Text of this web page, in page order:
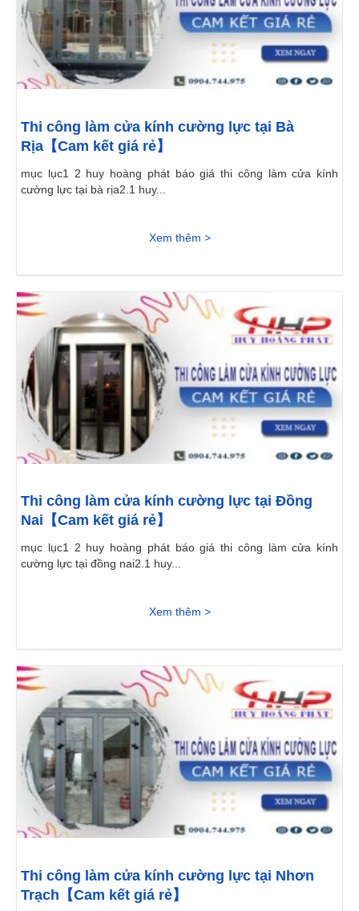
Thi công làm cửa kính cường lực tại Bà
Rịa【Cam kết giá rẻ】
mục lục1 2 huy hoàng phát báo giá thi công làm cửa kính
cường lực tại bà rịa2.1 huy...
Xem thêm >
Thi công làm cửa kính cường lực tại Đồng
Nai【Cam kết giá rẻ】
mục lục1 2 huy hoàng phát báo giá thi công làm cửa kính
cường lực tại đồng nai2.1 huy...
Xem thêm >
Thi công làm cửa kính cường lực tại Nhơn
Trạch【Cam kết giá rẻ】